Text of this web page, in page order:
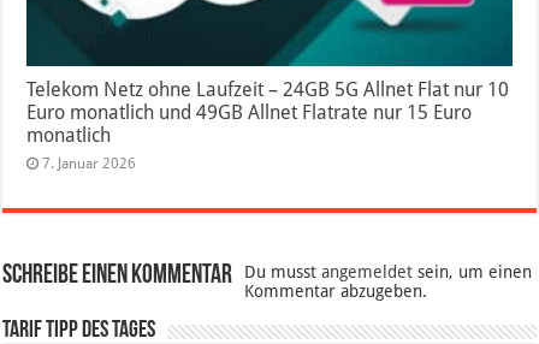
Telekom Netz ohne Laufzeit – 24GB 5G Allnet Flat nur 10
Euro monatlich und 49GB Allnet Flatrate nur 15 Euro
monatlich
7. Januar 2026
Schreibe einen Kommentar Du musstangemeldet sein, um einen
Kommentar abzugeben.
Tarif Tipp des Tages